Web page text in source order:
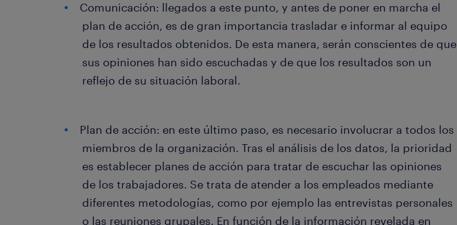
Comunicación: llegados a este punto, y antes de poner en marcha el
plan de acción, es de gran importancia trasladar e informar al equipo
de los resultados obtenidos. De esta manera, serán conscientes de que
sus opiniones han sido escuchadas y de que los resultados son un
reflejo de su situación laboral.
Plan de acción: en este último paso, es necesario involucrar a todos los
miembros de la organización. Tras el análisis de los datos, la prioridad
es establecer planes de acción para tratar de escuchar las opiniones
de los trabajadores. Se trata de atender a los empleados mediante
diferentes metodologías, como por ejemplo las entrevistas personales
o las reuniones grupales. En función de la información revelada en